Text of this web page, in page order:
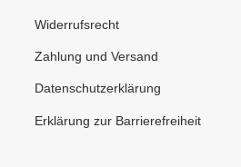
Widerrufsrecht
Zahlung und Versand
Datenschutzerklärung
Erklärung zur Barrierefreiheit